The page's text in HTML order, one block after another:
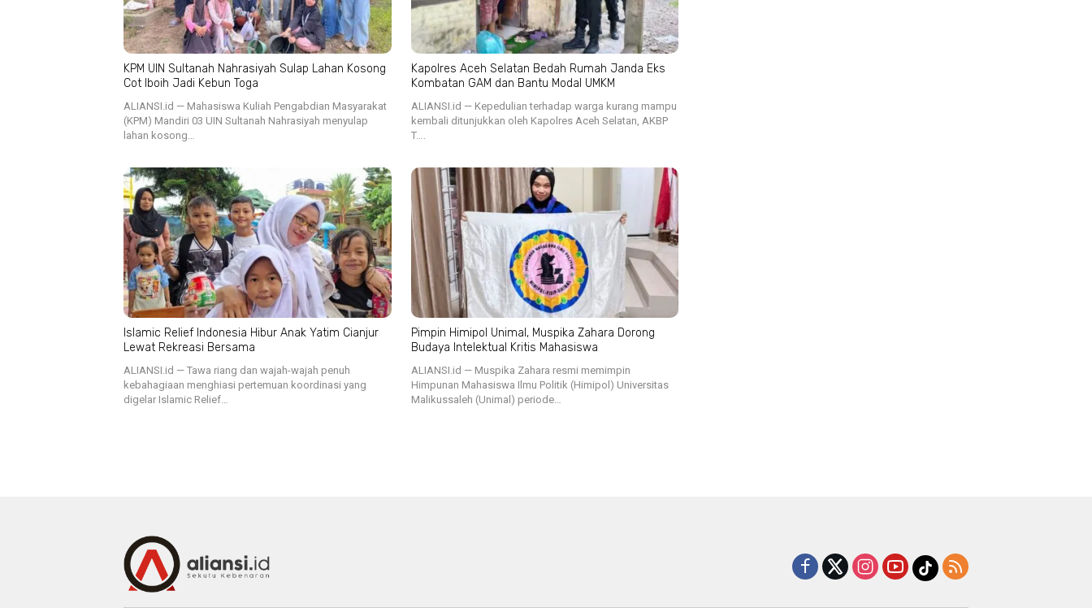
KPM UIN Sultanah Nahrasiyah Sulap Lahan Kosong
Cot Iboih Jadi Kebun Toga
ALIANSI.id — Mahasiswa Kuliah Pengabdian Masyarakat
(KPM) Mandiri 03 UIN Sultanah Nahrasiyah menyulap
lahan kosong…
Kapolres Aceh Selatan Bedah Rumah Janda Eks
Kombatan GAM dan Bantu Modal UMKM
ALIANSI.id — Kepedulian terhadap warga kurang mampu
kembali ditunjukkan oleh Kapolres Aceh Selatan, AKBP
T….
Islamic Relief Indonesia Hibur Anak Yatim Cianjur
Lewat Rekreasi Bersama
ALIANSI.id — Tawa riang dan wajah-wajah penuh
kebahagiaan menghiasi pertemuan koordinasi yang
digelar Islamic Relief…
Pimpin Himipol Unimal, Muspika Zahara Dorong
Budaya Intelektual Kritis Mahasiswa
ALIANSI.id — Muspika Zahara resmi memimpin
Himpunan Mahasiswa Ilmu Politik (Himipol) Universitas
Malikussaleh (Unimal) periode…